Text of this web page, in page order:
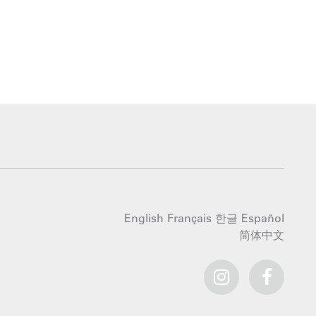
English Français 한글 Español
简体中文